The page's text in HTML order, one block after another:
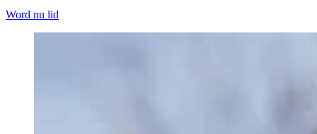
Word nu lid